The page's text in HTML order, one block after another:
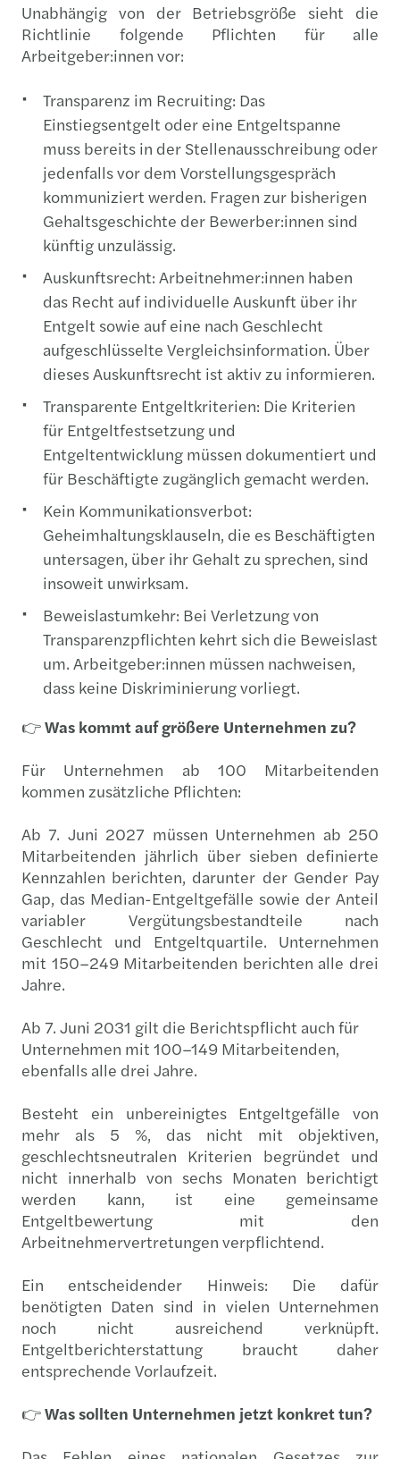
Unabhängig von der Betriebsgröße sieht die
Richtlinie folgende Pflichten für alle
Arbeitgeber:innen vor:
Transparenz im Recruiting: Das
Einstiegsentgelt oder eine Entgeltspanne
muss bereits in der Stellenausschreibung oder
jedenfalls vor dem Vorstellungsgespräch
kommuniziert werden. Fragen zur bisherigen
Gehaltsgeschichte der Bewerber:innen sind
künftig unzulässig.
Auskunftsrecht: Arbeitnehmer:innen haben
das Recht auf individuelle Auskunft über ihr
Entgelt sowie auf eine nach Geschlecht
aufgeschlüsselte Vergleichsinformation. Über
dieses Auskunftsrecht ist aktiv zu informieren.
Transparente Entgeltkriterien: Die Kriterien
für Entgeltfestsetzung und
Entgeltentwicklung müssen dokumentiert und
für Beschäftigte zugänglich gemacht werden.
Kein Kommunikationsverbot:
Geheimhaltungsklauseln, die es Beschäftigten
untersagen, über ihr Gehalt zu sprechen, sind
insoweit unwirksam.
Beweislastumkehr: Bei Verletzung von
Transparenzpflichten kehrt sich die Beweislast
um. Arbeitgeber:innen müssen nachweisen,
dass keine Diskriminierung vorliegt.
👉Was kommt auf größere Unternehmen zu?
Für Unternehmen ab 100 Mitarbeitenden
kommen zusätzliche Pflichten:
Ab 7. Juni 2027 müssen Unternehmen ab 250
Mitarbeitenden jährlich über sieben definierte
Kennzahlen berichten, darunter der Gender Pay
Gap, das Median-Entgeltgefälle sowie der Anteil
variabler Vergütungsbestandteile nach
Geschlecht und Entgeltquartile. Unternehmen
mit 150–249 Mitarbeitenden berichten alle drei
Jahre.
Ab 7. Juni 2031 gilt die Berichtspflicht auch für
Unternehmen mit 100–149 Mitarbeitenden,
ebenfalls alle drei Jahre.
Besteht ein unbereinigtes Entgeltgefälle von
mehr als 5 %, das nicht mit objektiven,
geschlechtsneutralen Kriterien begründet und
nicht innerhalb von sechs Monaten berichtigt
werden kann, ist eine gemeinsame
Entgeltbewertung mit den
Arbeitnehmervertretungen verpflichtend.
Ein entscheidender Hinweis: Die dafür
benötigten Daten sind in vielen Unternehmen
noch nicht ausreichend verknüpft.
Entgeltberichterstattung braucht daher
entsprechende Vorlaufzeit.
👉Was sollten Unternehmen jetzt konkret tun?